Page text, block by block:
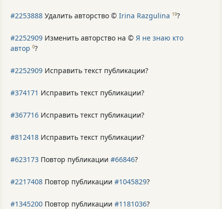
#2253888 Удалить авторство © Irina Razgulina 19?
#2252909 Изменить авторство на © Я не знаю кто
автор 0?
#2252909 Исправить текст публикации?
#374171 Исправить текст публикации?
#367716 Исправить текст публикации?
#812418 Исправить текст публикации?
#623173 Повтор публикации #66846?
#2217408 Повтор публикации #1045829?
#1345200 Повтор публикации #1181036?